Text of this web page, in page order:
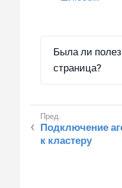
Была ли
страница?
Подключение
к кластеру